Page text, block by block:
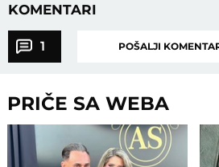
KOMENTARI
1 POŠALJI
PRIČE SA WEBA